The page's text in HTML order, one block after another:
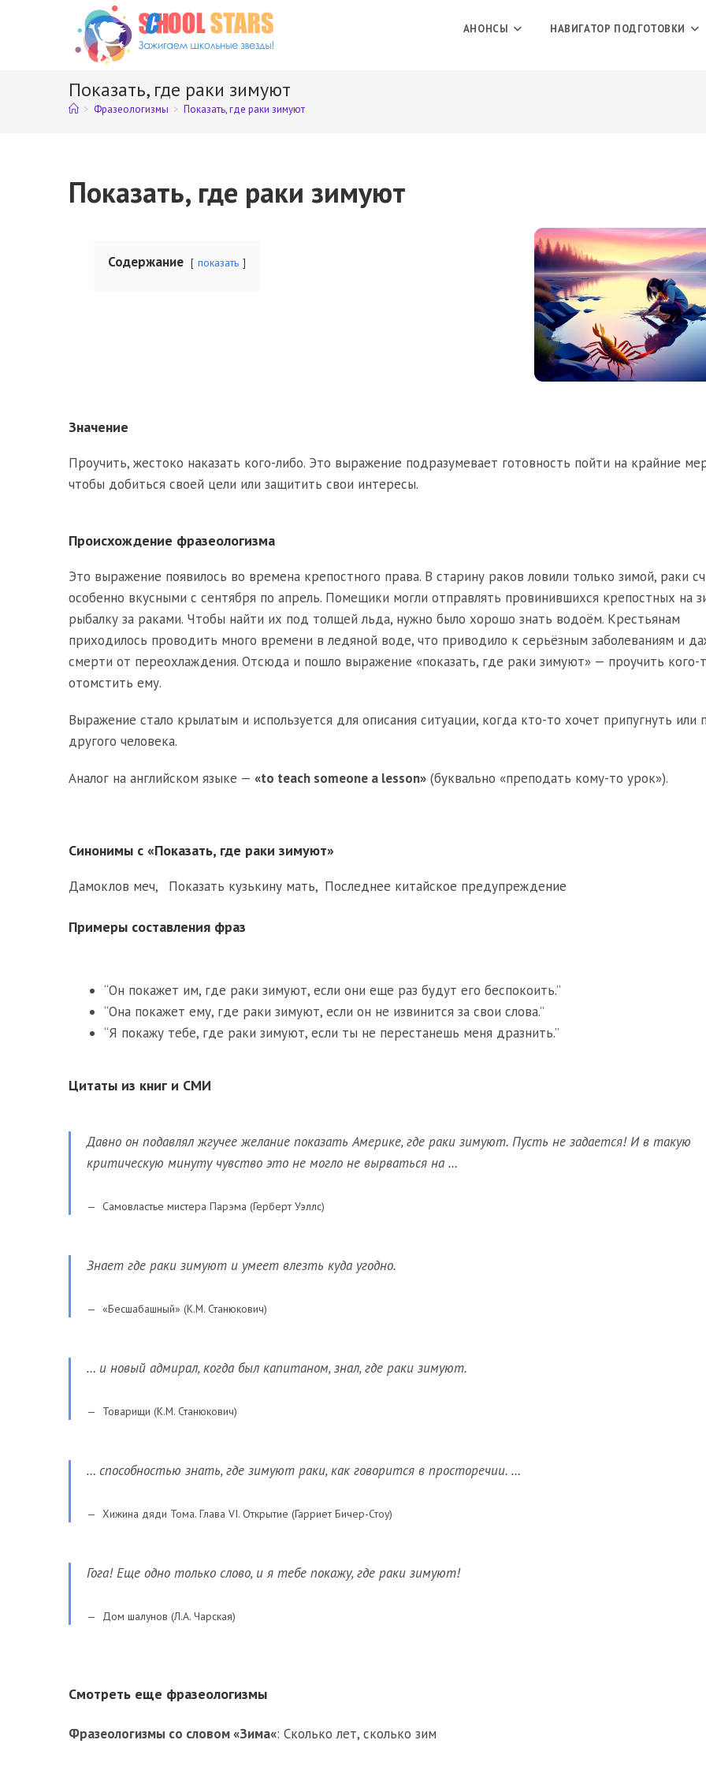
АНОНСЫ НАВИГАТОР ПОДГОТОВКИ
Показать, где раки зимуют
> Фразеологизмы > Показать, где раки зимуют
Показать, где раки зимуют
Содержание показать
Значение
Проучить, жестоко наказать кого-либо. Это выражение подразумевает готовность пойти на крайние
чтобы добиться своей цели или защитить свои интересы.
Происхождение фразеологизма
Это выражение появилось во времена крепостного права. В старину раков ловили только зимой, раки
особенно вкусными с сентября по апрель. Помещики могли отправлять провинившихся крепостных на
рыбалку за раками. Чтобы найти их под толщей льда, нужно было хорошо знать водоём. Крестьянам
приходилось проводить много времени в ледяной воде, что приводило к серьёзным заболеваниям и
смерти от переохлаждения. Отсюда и пошло выражение «показать, где раки зимуют» — проучить кого-
отомстить ему.
Выражение стало крылатым и используется для описания ситуации, когда кто-то хочет припугнуть или
другого человека.
Аналог на английском языке — «to teach someone a lesson» (буквально «преподать кому-то урок»).
Синонимы с «Показать, где раки зимуют»
Дамоклов меч, Показать кузькину мать, Последнее китайское предупреждение
Примеры составления фраз
“Он покажет им, где раки зимуют, если они еще раз будут его беспокоить.”
“Она покажет ему, где раки зимуют, если он не извинится за свои слова.”
“Я покажу тебе, где раки зимуют, если ты не перестанешь меня дразнить.”
Цитаты из книг и СМИ
Давно он подавлял жгучее желание показать Америке, где раки зимуют. Пусть не задается! И в такую
критическую минуту чувство это не могло не вырваться на …
Самовластье мистера Парэма (Герберт Уэллс)
Знает где раки зимуют и умеет влезть куда угодно.
«Бесшабашный» (К.М. Станюкович)
… и новый адмирал, когда был капитаном, знал, где раки зимуют.
Товарищи (К.М. Станюкович)
… способностью знать, где зимуют раки, как говорится в просторечии. …
Хижина дяди Тома. Глава VI. Открытие (Гарриет Бичер-Стоу)
Гога! Еще одно только слово, и я тебе покажу, где раки зимуют!
Дом шалунов (Л.А. Чарская)
Смотреть еще фразеологизмы
Фразеологизмы со словом «Зима«: Сколько лет, сколько зим